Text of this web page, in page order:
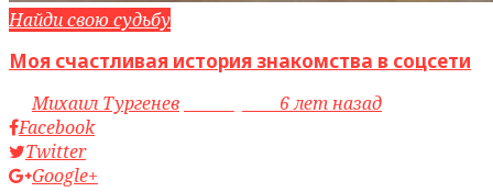
Найди свою судьбу
Моя счастливая история знакомства в соцсети
byМихаил Тургенев
6 лет назад
Facebook
Twitter
Google+